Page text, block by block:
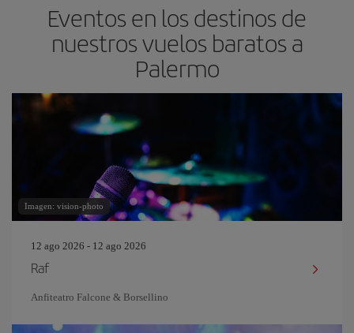
Eventos en los destinos de
nuestros vuelos baratos a
Palermo
Imagen: vision-photo
12 ago 2026 - 12 ago 2026
Raf
Anfiteatro Falcone & Borsellino